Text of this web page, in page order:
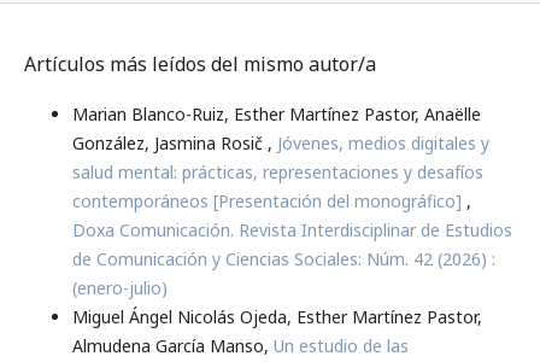
Artículos más leídos del mismo autor/a
Marian Blanco-Ruiz, Esther Martínez Pastor, Anaëlle
González, Jasmina Rosič , Jóvenes, medios digitales y
salud mental: prácticas, representaciones y desafíos
contemporáneos [Presentación del monográfico] ,
Doxa Comunicación. Revista Interdisciplinar de Estudios
de Comunicación y Ciencias Sociales: Núm. 42 (2026) :
(enero-julio)
Miguel Ángel Nicolás Ojeda, Esther Martínez Pastor,
Almudena García Manso, Un estudio de las